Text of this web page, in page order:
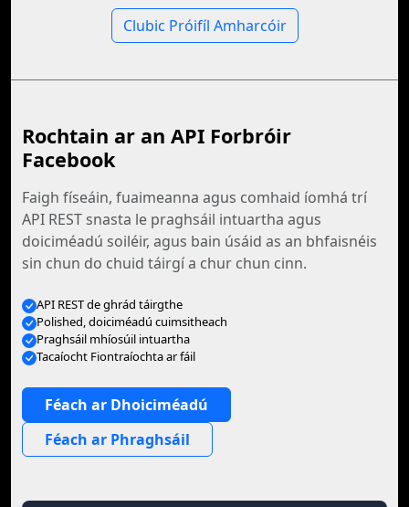
Clubic Próifíl Amharcóir
Rochtain ar an API Forbróir
Facebook
Faigh físeáin, fuaimeanna agus comhaid íomhá trí
API REST snasta le praghsáil intuartha agus
doiciméadú soiléir, agus bain úsáid as an bhfaisnéis
sin chun do chuid táirgí a chur chun cinn.
API REST de ghrád táirgthe
Polished, doiciméadú cuimsitheach
Praghsáil mhíosúil intuartha
Tacaíocht Fiontraíochta ar fáil
Féach ar Dhoiciméadú
Féach ar Phraghsáil